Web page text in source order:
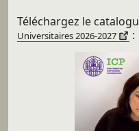
Téléchargez le
Universitaires 2026-2027
: